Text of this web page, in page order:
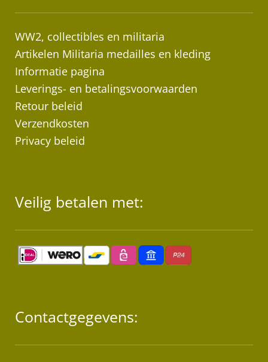
WW2, collectibles en militaria
Artikelen Militaria medailles en kleding
Informatie pagina
Leverings- en betalingsvoorwaarden
Retour beleid
Verzendkosten
Privacy beleid
Veilig betalen met:
Contactgegevens: